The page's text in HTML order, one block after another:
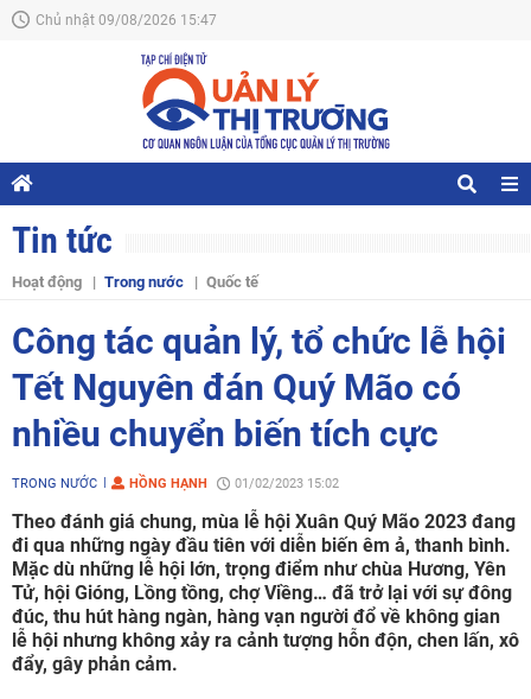
Chủ nhật 09/08/2026 15:47
Tin tức
Hoạt động Trong nước Quốc tế
Công tác quản lý, tổ chức lễ hội
Tết Nguyên đán Quý Mão có
nhiều chuyển biến tích cực
TRONG NƯỚC HỒNG HẠNH 01/02/2023 15:02
Theo đánh giá chung, mùa lễ hội Xuân Quý Mão 2023 đang
đi qua những ngày đầu tiên với diễn biến êm ả, thanh bình.
Mặc dù những lễ hội lớn, trọng điểm như chùa Hương, Yên
Tử, hội Gióng, Lồng tồng, chợ Viềng… đã trở lại với sự đông
đúc, thu hút hàng ngàn, hàng vạn người đổ về không gian
lễ hội nhưng không xảy ra cảnh tượng hỗn độn, chen lấn, xô
đẩy, gây phản cảm.